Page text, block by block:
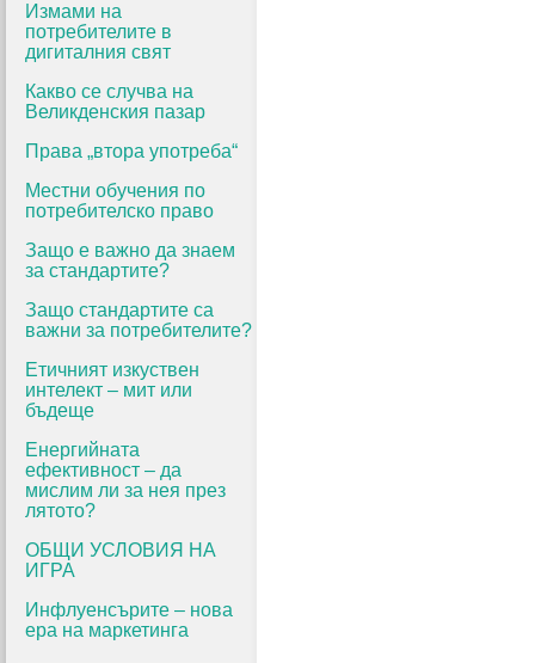
Измами на
потребителите в
дигиталния свят
Какво се случва на
Великденския пазар
Права „втора употреба“
Местни обучения по
потребителско право
Защо е важно да знаем
за стандартите?
Защо стандартите са
важни за потребителите?
Етичният изкуствен
интелект – мит или
бъдеще
Енергийната
ефективност – да
мислим ли за нея през
лятото?
ОБЩИ УСЛОВИЯ НА
ИГРА
Инфлуенсърите – нова
ера на маркетинга